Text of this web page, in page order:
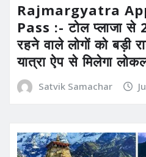
Rajmargyatra
Pass :- टोल प्लाजा से
रहने वाले लोगों को बड़ी
यात्रा ऐप से मिलेगा
Satvik Samachar